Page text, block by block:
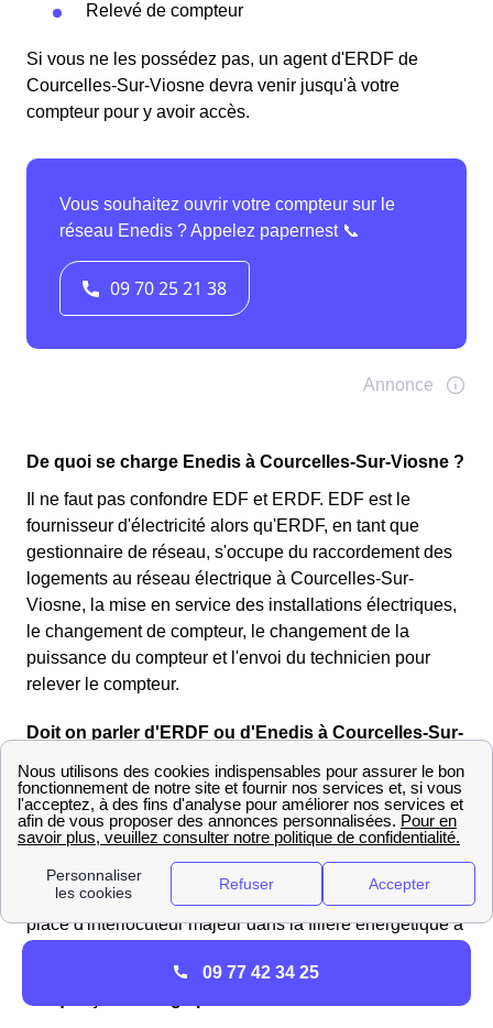
Relevé de compteur
Si vous ne les possédez pas, un agent d'ERDF de
Courcelles-Sur-Viosne devra venir jusqu'à votre
compteur pour y avoir accès.
De quoi se charge Enedis à Courcelles-Sur-Viosne ?
Il ne faut pas confondre EDF et ERDF. EDF est le
fournisseur d'électricité alors qu'ERDF, en tant que
gestionnaire de réseau, s'occupe du raccordement des
logements au réseau électrique à Courcelles-Sur-
Viosne, la mise en service des installations électriques,
le changement de compteur, le changement de la
puissance du compteur et l'envoi du technicien pour
relever le compteur.
Doit on parler d'ERDF ou d'Enedis à Courcelles-Sur-
En 2016, ErDF devient Enedis.
Le changement de nom et de logo visent à démontrer
que le gestionnaire du réseau électrique est tournée
vers l'avenir. Avec ce nom, Enedis, elle veut rappeler sa
place d'interlocuteur majeur dans la filière énergétique à
09 77 42 34 25